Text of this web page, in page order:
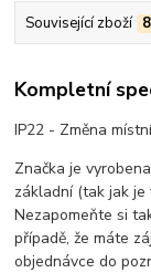
Související zboží 8
Kompletní
IP22 - Změna
Značka je
základní (tak jak je
Nezapomeňte si
případě, že máte
objednávce do